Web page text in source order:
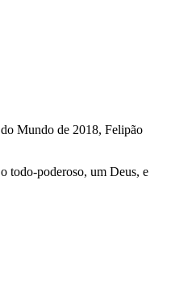
Mundo de 2018, Felipão
todo-poderoso, um Deus, e